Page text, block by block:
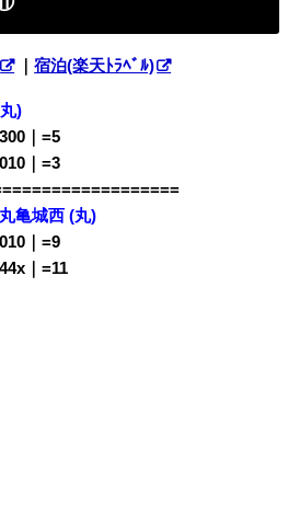
｜宿泊(楽天ﾄﾗﾍﾞﾙ)
)
｜=5
｜=3
亀城西 (丸)
｜=9
｜=11